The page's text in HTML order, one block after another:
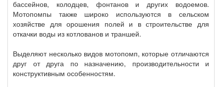
бассейнов, колодцев, фонтанов и других водоемов.
Мотопомпы также широко используются в сельском
хозяйстве для орошения полей и в строительстве для
откачки воды из котлованов и траншей.
Выделяют несколько видов мотопомп, которые отличаются
друг от друга по назначению, производительности и
конструктивным особенностям.